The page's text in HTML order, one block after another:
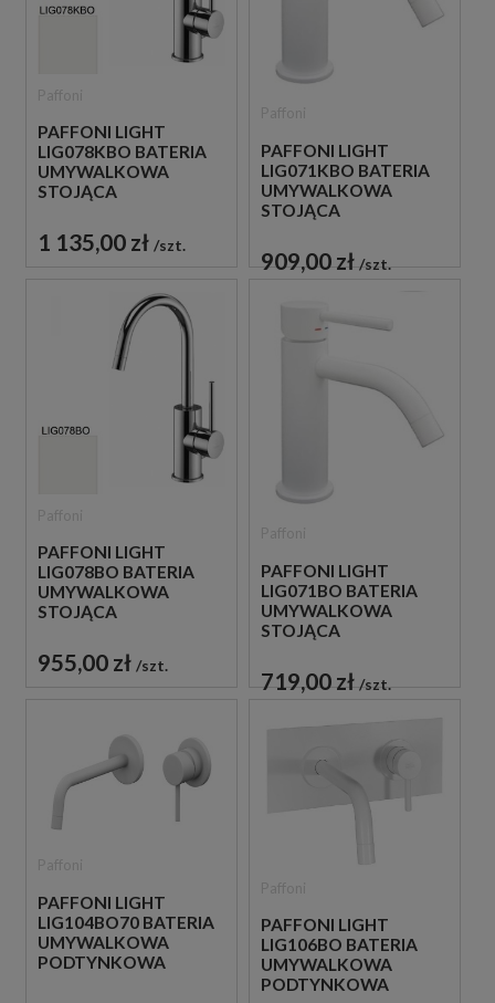
PAFFONI LIGHT
LIG078KBO BATERIA
UMYWALKOWA
STOJĄCA
BIAŁA
1 135,00 zł szt.
PAFFONI LIGHT
LIG071KBO BATERIA
UMYWALKOWA
STOJĄCA
BIAŁA
909,00 zł szt.
PAFFONI LIGHT
LIG078BO BATERIA
UMYWALKOWA
STOJĄCA
BIAŁA
955,00 zł szt.
PAFFONI LIGHT
LIG071BO BATERIA
UMYWALKOWA
STOJĄCA
BIAŁA
719,00 zł szt.
PAFFONI LIGHT
LIG104BO70 BATERIA
UMYWALKOWA
PODTYNKOWA
PAFFONI LIGHT
LIG106BO BATERIA
UMYWALKOWA
PODTYNKOWA